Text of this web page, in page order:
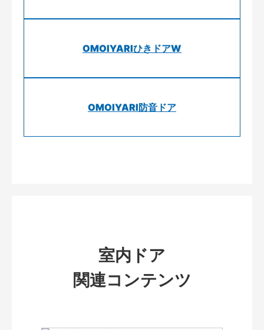
OMOIYARIひきドアW
OMOIYARI防音ドア
室内ドア
関連コンテンツ